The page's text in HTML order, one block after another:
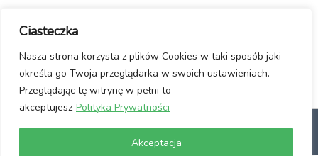
Ciasteczka
Nasza strona korzysta z plików Cookies w taki sposób jaki
określa go Twoja przeglądarka w swoich ustawieniach.
Przeglądając tę witrynę w pełni to
akceptujesz Polityka Prywatności
Akceptacja
Usuwanie wirusów ze stron www